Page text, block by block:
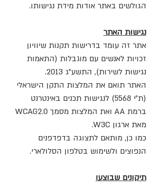
הגולשים באתר אודות מידת נגישותו.
נגישות האתר
אתר זה עומד בדרישות תקנות שיוויון
זכויות לאנשים עם מוגבלות (התאמות
נגישות לשירות), התשע"ג 2013.
האתר תואם את המלצות התקן הישראלי
(ת"י 5568) לנגישות תכנים באינטרנט
ברמת AA ואת המלצות מסמך WCAG2.0
מאת ארגון W3C.
כמו כן, מותאם לתצוגה בדפדפנים
הנפוצים ולשימוש בטלפון הסלולארי.
תיקונים שבוצעו